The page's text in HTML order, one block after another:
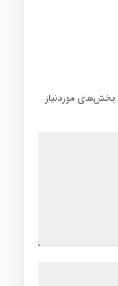
بخش‌های موردنیاز